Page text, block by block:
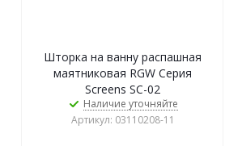
Шторка на ванну распашная
маятниковая RGW Серия
Screens SC-02
Наличие уточняйте
Артикул: 03110208-11